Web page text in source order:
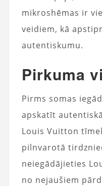
mikroshēmas ir
veidiem, kā
autentiskumu.
Pirkuma
Pirms somas
apskatīt
Louis Vuitton
pilnvarotā
neiegādājieties
no nejaušiem